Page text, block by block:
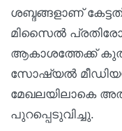
ശബ്ദങ്ങളാണ്
മിസൈൽ
ആകാശത്തേക്ക്
സോഷ്യൽ
മേഖലയിലാകെ
പുറപ്പെടുവിച്ചു.